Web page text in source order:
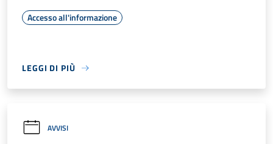
Accesso all'informazione
LEGGI DI PIÙ
AVVISI